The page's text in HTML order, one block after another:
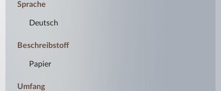
Sprache
Deutsch
Beschreibstoff
Papier
Umfang